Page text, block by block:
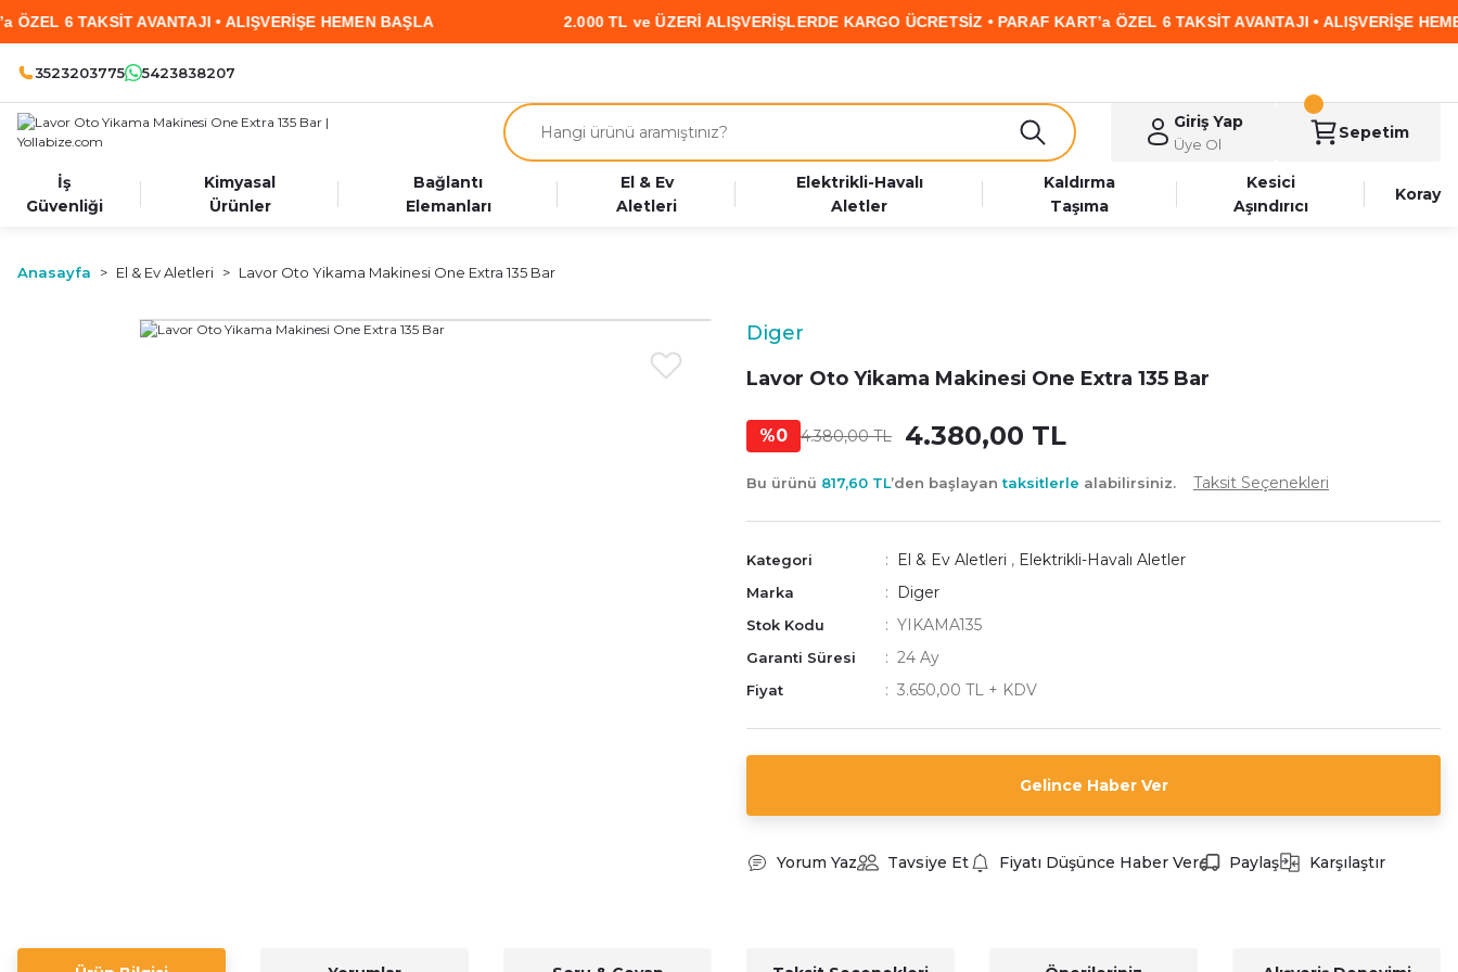
• ALIŞVERİŞE HEMEN BAŞLA 2.000 TL ve ÜZERİ ALIŞVERİŞLERDE KARGO ÜCRETSİZ • PARAF KART’a ÖZEL 6 TAKSİT AVANTAJI • ALIŞVERİŞE HEMEN BAŞLA
3523203775 5423838207
Giriş Yap
Üye Ol
Sepetim
İş
Güvenliği
Kimyasal
Ürünler
Bağlantı
Elemanları
El & Ev
Aletleri
Elektrikli-Havalı
Aletler
Kaldırma
Taşıma
Kesici
Aşındırıcı
Koray
Anasayfa El & Ev Aletleri Lavor Oto Yikama Makinesi One Extra 135 Bar
Diger
Lavor Oto Yikama Makinesi One Extra 135 Bar
%0 4.380,00 TL 4.380,00 TL
Bu ürünü 817,60 TL’den başlayantaksitlerle alabilirsiniz. Taksit Seçenekleri
Kategori El & Ev Aletleri , Elektrikli-Havalı Aletler
Marka Diger
Stok Kodu YIKAMA135
Garanti Süresi 24 Ay
Fiyat 3.650,00 TL + KDV
Gelince Haber Ver
Yorum Yaz Tavsiye Et Fiyatı Düşünce Haber Ver Paylaş Karşılaştır